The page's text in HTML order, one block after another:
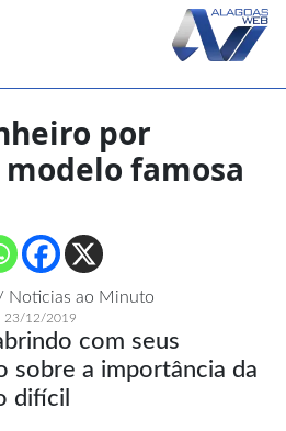
por
modelo famosa
Noticias ao Minuto
23/12/2019
com seus
sobre a importância da
difícil